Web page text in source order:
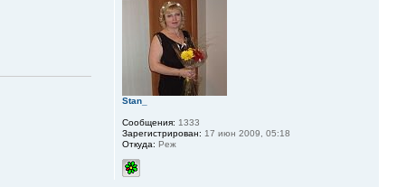
Stan_
Сообщения: 1333
Зарегистрирован: 17 июн 2009, 05:18
Откуда: Реж